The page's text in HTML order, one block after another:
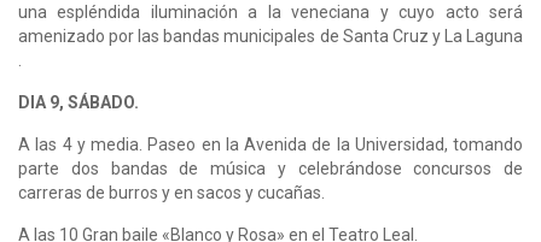
una espléndida iluminación a la veneciana y cuyo acto será
amenizado por las bandas municipales de Santa Cruz y La Laguna
DIA 9, SÁBADO.
A las 4 y media. Paseo en la Avenida de la Universidad, tomando
parte dos bandas de música y celebrándose concursos de
carreras de burros y en sacos y cucañas.
A las 10 Gran baile «Blanco y Rosa» en el Teatro Leal.